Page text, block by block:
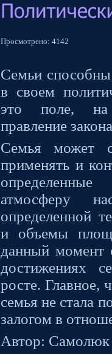
Просмотрено: 4142
Семьи способны
в своем
это поле, на
правление
Семья может
применять и
атмосферу
определенной
и объемы
данный момент
достижениях
росте. Главное,
семья не стала
залогом в
Автор: Самолюк